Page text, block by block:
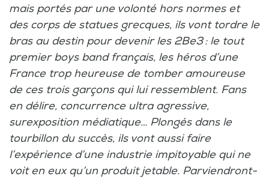
mais portés par une volonté hors normes et
des corps de statues grecques, ils vont tordre le
bras au destin pour devenir les 2Be3 : le tout
premier boys band français, les héros d’une
France trop heureuse de tomber amoureuse
de ces trois garçons qui lui ressemblent. Fans
en délire, concurrence ultra agressive,
surexposition médiatique… Plongés dans le
tourbillon du succès, ils vont aussi faire
l’expérience d’une industrie impitoyable qui ne
voit en eux qu’un produit jetable. Parviendront-